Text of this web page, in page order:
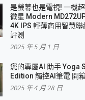
是螢幕也是電視! 一機
微星 Modern
4K IPS 輕薄商用智慧
評測
2025 年 5 月 1 日
您的專屬AI 助手 Yoga
Edition 觸控AI筆電 開
2025 年 4 月 28 日